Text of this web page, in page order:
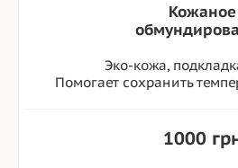
Кожаное
Эко-кожа,
Помогает сохранить
1000